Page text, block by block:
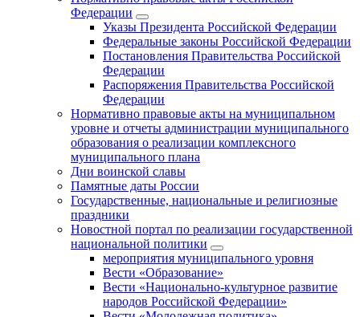
Федерации
Указы Президента Российской Федерации
Федеральные законы Российской Федерации
Постановления Правительства Российской
Федерации
Распоряжения Правительства Российской
Федерации
Нормативно правовые акты на муниципальном
уровне и отчеты администрации муниципального
образования о реализации комплексного
муниципального плана
Дни воинской славы
Памятные даты России
Государственные, национальные и религиозные
праздники
Новостной портал по реализации государственной
национальной политики
мероприятия муниципального уровня
Вести «Образование»
Вести «Национально-культурное развитие
народов Российской Федерации»